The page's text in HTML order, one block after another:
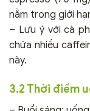
nằm trong giới
– Lưu ý với cà
chứa nhiều
này.
3.2 Thời điểm